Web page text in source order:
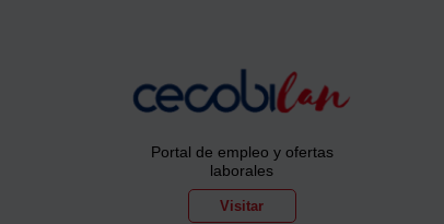
Portal de empleo y ofertas
laborales
Visitar